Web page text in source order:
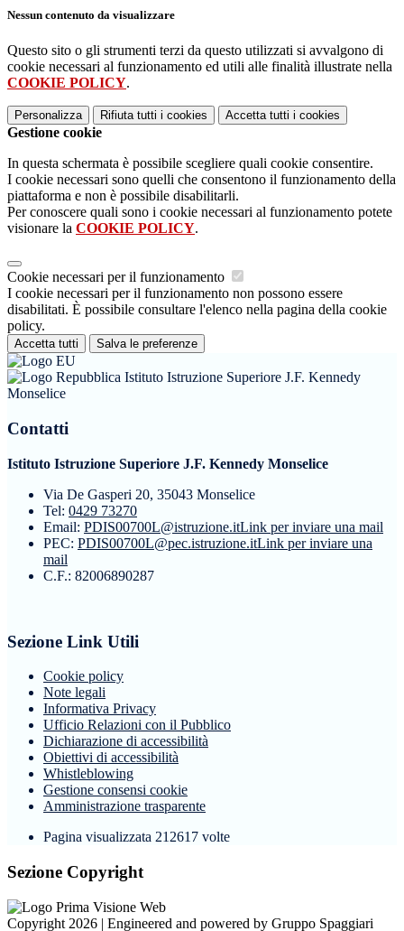
Nessun contenuto da visualizzare
Questo sito o gli strumenti terzi da questo utilizzati si avvalgono di
cookie necessari al funzionamento ed utili alle finalità illustrate nella
COOKIE POLICY.
Personalizza Rifiuta tutti i cookies Accetta tutti i cookies
Gestione cookie
In questa schermata è possibile scegliere quali cookie consentire.
I cookie necessari sono quelli che consentono il funzionamento della
piattaforma e non è possibile disabilitarli.
Per conoscere quali sono i cookie necessari al funzionamento potete
visionare la COOKIE POLICY.
Cookie necessari per il funzionamento
I cookie necessari per il funzionamento non possono essere
disabilitati. È possibile consultare l'elenco nella pagina della cookie
policy.
Accetta tutti Salva le preferenze
Istituto Istruzione Superiore J.F. Kennedy
Monselice
Contatti
Istituto Istruzione Superiore J.F. Kennedy Monselice
Via De Gasperi 20, 35043 Monselice
Tel: 0429 73270
Email: PDIS00700L@istruzione.itLink per inviare una mail
PEC: PDIS00700L@pec.istruzione.itLink per inviare una
mail
C.F.: 82006890287
Sezione Link Utili
Cookie policy
Note legali
Informativa Privacy
Ufficio Relazioni con il Pubblico
Dichiarazione di accessibilità
Obiettivi di accessibilità
Whistleblowing
Gestione consensi cookie
Amministrazione trasparente
Pagina visualizzata 212617 volte
Sezione Copyright
Copyright 2026 | Engineered and powered by Gruppo Spaggiari